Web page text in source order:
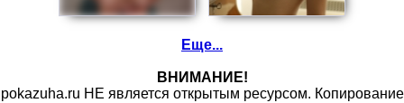
Еще...
ВНИМАНИЕ!
pokazuha.ru НЕ является открытым ресурсом. Копирование